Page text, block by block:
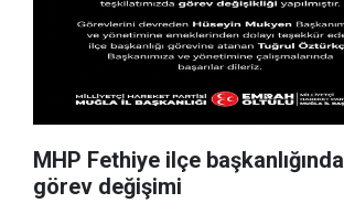
MHP Fethiye ilçe başkanlığında
görev değişimi